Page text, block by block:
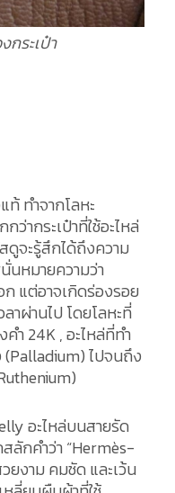
ระเป๋า
ท้ ทำจากโลหะ
ากระเป๋าที่ใช้อะไหล่
ดูจะรู้สึกได้ถึงความ
นหมายความว่า
ก แต่อาจเกิดร่องรอย
าผ่านไป โดยโลหะที่
ำ 24K , อะไหล่ที่ทำ
ไปจนถึง
อะไหล่บนสายรัด
ลักคำว่า “Hermès-
ยงาม คมชัด และเว้น